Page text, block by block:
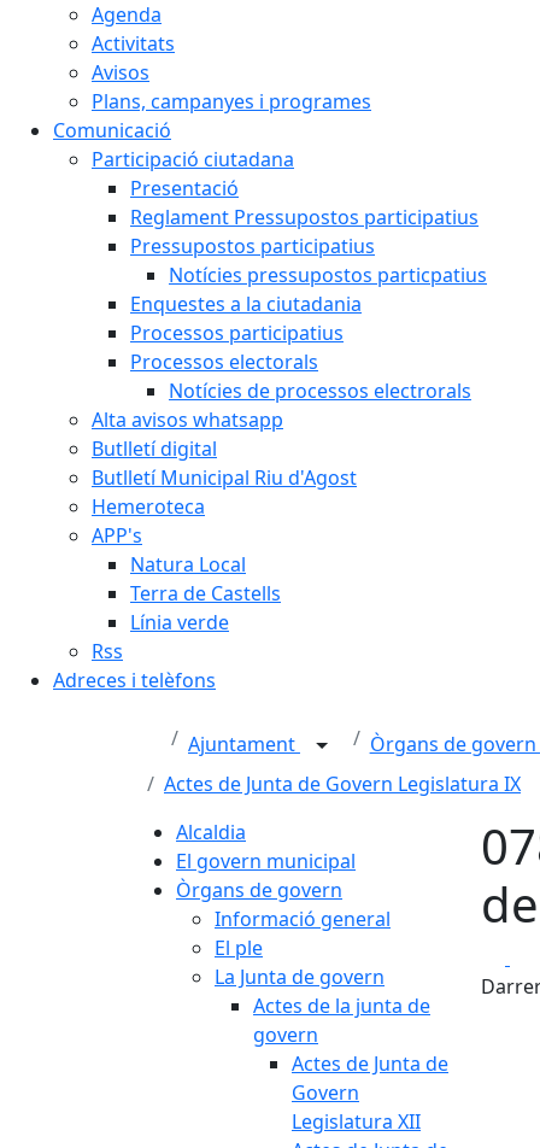
Agenda
Activitats
Avisos
Plans, campanyes i programes
Comunicació
Participació ciutadana
Presentació
Reglament Pressupostos participatius
Pressupostos participatius
Notícies pressupostos particpatius
Enquestes a la ciutadania
Processos participatius
Processos electorals
Notícies de processos electrorals
Alta avisos whatsapp
Butlletí digital
Butlletí Municipal Riu d'Agost
Hemeroteca
APP's
Natura Local
Terra de Castells
Línia verde
Rss
Adreces i telèfons
Ajuntament Òrgans de govern
Actes de Junta de Govern Legislatura IX
Alcaldia
El govern municipal
Òrgans de govern
Informació general
El ple
La Junta de govern
Actes de la junta de
govern
Actes de Junta de
Govern
Legislatura XII